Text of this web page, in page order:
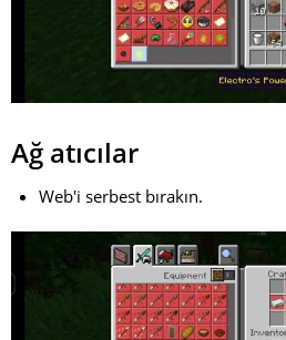
Ağ atıcılar
Web'i serbest bırakın.